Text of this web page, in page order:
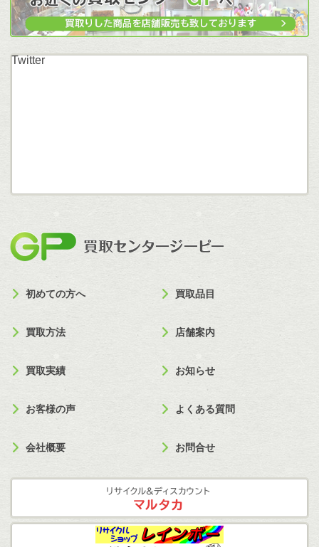
Twitter
初めての方へ 買取品目
買取方法 店舗案内
買取実績 お知らせ
お客様の声 よくある質問
会社概要 お問合せ